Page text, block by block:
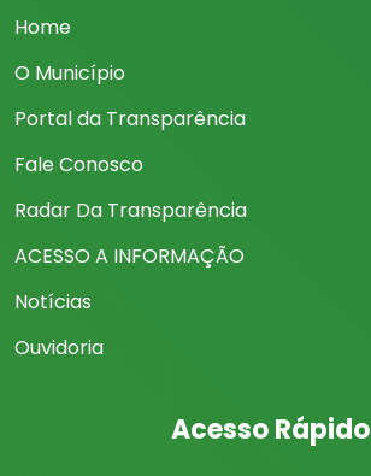
Home
O Município
Portal da Transparência
Fale Conosco
Radar Da Transparência
ACESSO A INFORMAÇÃO
Notícias
Ouvidoria
Acesso Rápido